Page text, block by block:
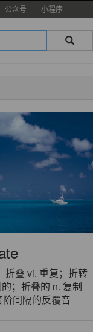
公众号 小程序
折叠 vi. 重复；折转
；折叠的 n. 复制
阶间隔的反覆音